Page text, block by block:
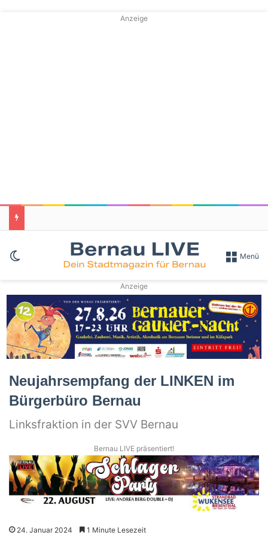
Anzeige
Skin umschalten Menü
Anzeige
Neujahrsempfang der LINKEN im
Bürgerbüro Bernau
Linksfraktion in der SVV Bernau
Bernau LIVE präsentiert!
24. Januar 2024 1 Minute Lesezeit